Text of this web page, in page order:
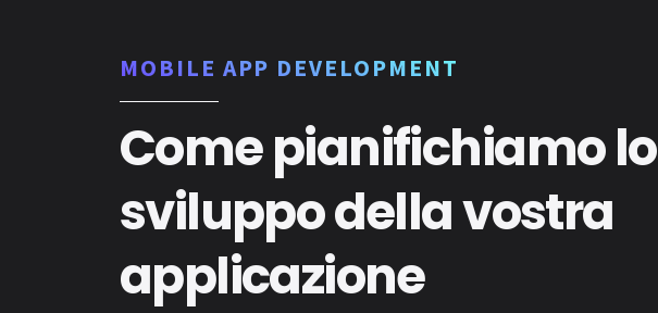
MOBILE APP DEVELOPMENT
Come pianifichiamo lo
sviluppo della vostra
applicazione